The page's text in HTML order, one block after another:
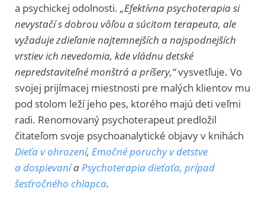
a psychickej odolnosti. „Efektívna psychoterapia si
nevystačí s dobrou vôľou a súcitom terapeuta, ale
vyžaduje zdieľanie najtemnejších a najspodnejších
vrstiev ich nevedomia, kde vládnu detské
nepredstaviteľné monštrá a príšery,“vysvetľuje. Vo
svojej prijímacej miestnosti pre malých klientov mu
pod stolom leží jeho pes, ktorého majú deti veľmi
radi. Renomovaný psychoterapeut predložil
čitateľom svoje psychoanalytické objavy v knihách
Dieťa v ohrození, Emočné poruchy v detstve
a dospievaníaPsychoterapia dieťaťa, prípad
šesťročného chlapca.